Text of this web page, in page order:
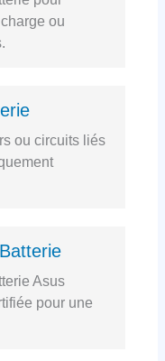
ou
ou circuits liés
Asus
pour une